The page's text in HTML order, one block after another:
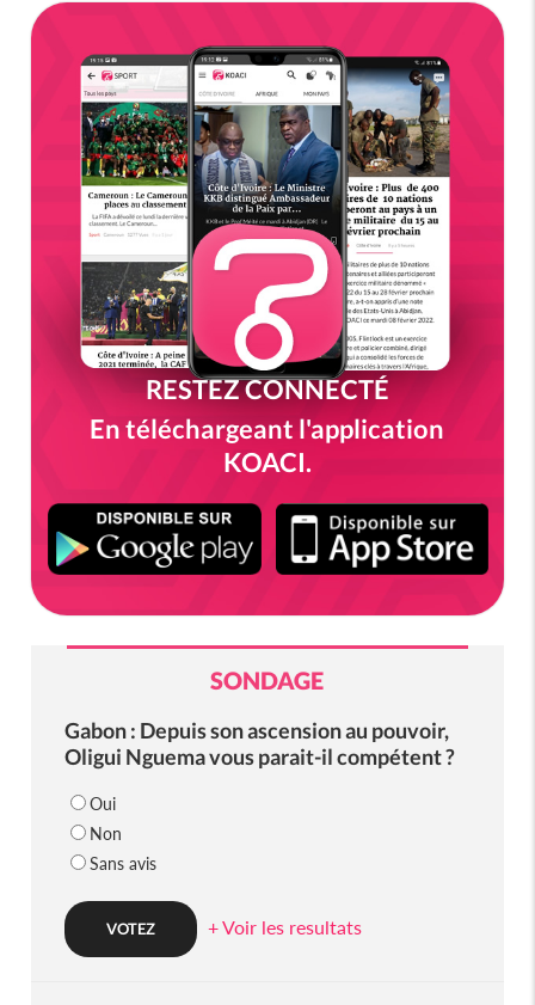
RESTEZ CONNECTÉ
En téléchargeant l'application
KOACI.
SONDAGE
Gabon : Depuis son ascension au pouvoir,
Oligui Nguema vous parait-il compétent ?
Oui
Non
Sans avis
+ Voir les resultats